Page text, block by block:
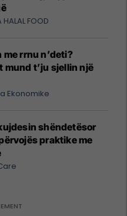
HALAL FOOD
me rrnu n’deti?
mund t’ju sjellin një
Ekonomike
shëndetësor
praktike me